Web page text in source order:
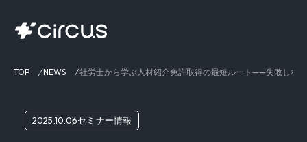
TOP NEWS 社労士から学ぶ人材紹介免許取得の最短ルート——失敗しな
2025.10.06セミナー情報